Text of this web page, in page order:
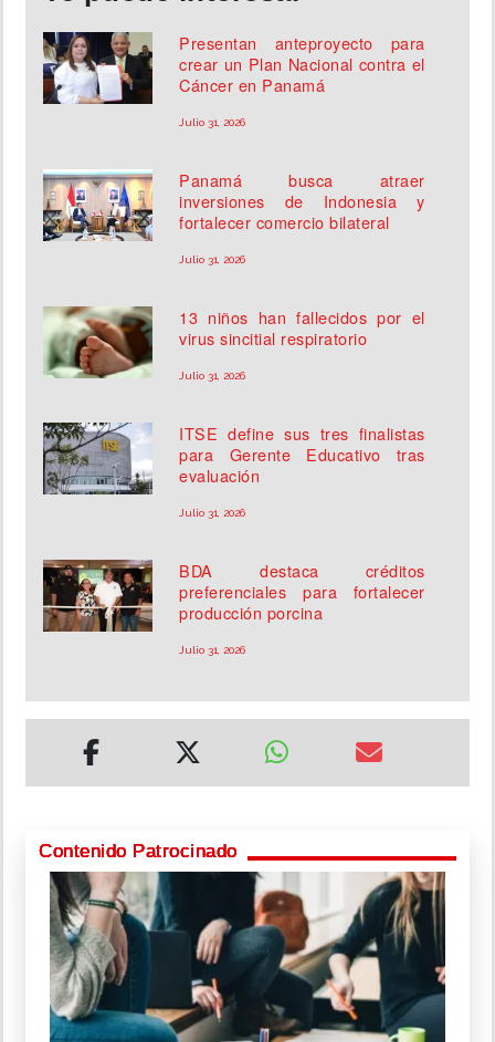
Presentan anteproyecto para
crear un Plan Nacional contra el
Cáncer en Panamá
Julio 31, 2026
Panamá busca atraer
inversiones de Indonesia y
fortalecer comercio bilateral
Julio 31, 2026
13 niños han fallecidos por el
virus sincitial respiratorio
Julio 31, 2026
ITSE define sus tres finalistas
para Gerente Educativo tras
evaluación
Julio 31, 2026
BDA destaca créditos
preferenciales para fortalecer
producción porcina
Julio 31, 2026
Contenido Patrocinado